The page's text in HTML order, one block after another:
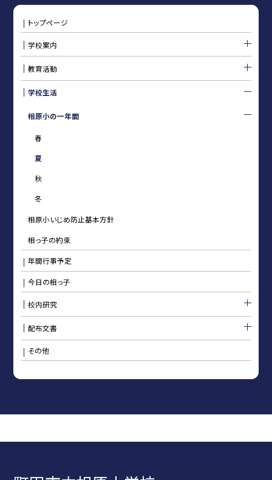
トップページ
学校案内
教育活動
学校生活
相原小の一年間
春
夏
秋
冬
相原小いじめ防止基本方針
相っ子の約束
年間行事予定
今日の相っ子
校内研究
配布文書
その他